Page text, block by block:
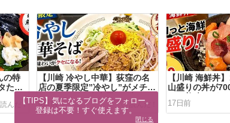
の特
たっ
【川崎 冷やし中華】荻窪の名
店の夏季限定”冷やし”がメチャ
ウマだった｜春木屋 ラゾーナ
川崎
8日前
【川崎 海鮮丼
山盛りの丼が
い・美味い♪｜
17日前
【TIPS】気になるブログをフォロー。
登録は不要！すぐ使えます。
閉じる